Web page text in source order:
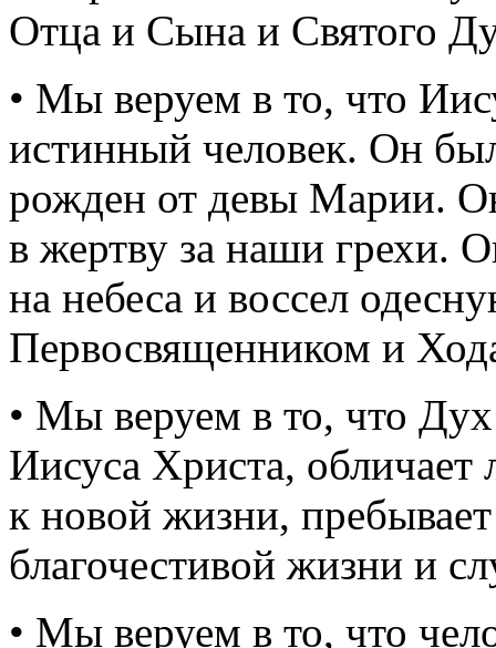
Отца и Сына и Святого
• Мы веруем в то, что
истинный человек. Он
рожден от девы Марии.
в жертву за наши грехи.
на небеса и воссел
Первосвященником и
• Мы веруем в то, что
Иисуса Христа, обличает
к новой жизни,
благочестивой жизни и
• Мы веруем в то, что